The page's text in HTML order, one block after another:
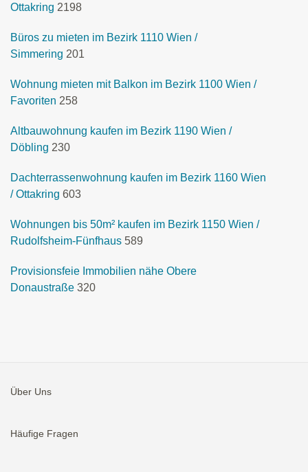
Ottakring 2198
Büros zu mieten im Bezirk 1110 Wien /
Simmering 201
Wohnung mieten mit Balkon im Bezirk 1100 Wien /
Favoriten 258
Altbauwohnung kaufen im Bezirk 1190 Wien /
Döbling 230
Dachterrassenwohnung kaufen im Bezirk 1160 Wien
/ Ottakring 603
Wohnungen bis 50m² kaufen im Bezirk 1150 Wien /
Rudolfsheim-Fünfhaus 589
Provisionsfeie Immobilien nähe Obere
Donaustraße 320
Über Uns
Häufige Fragen